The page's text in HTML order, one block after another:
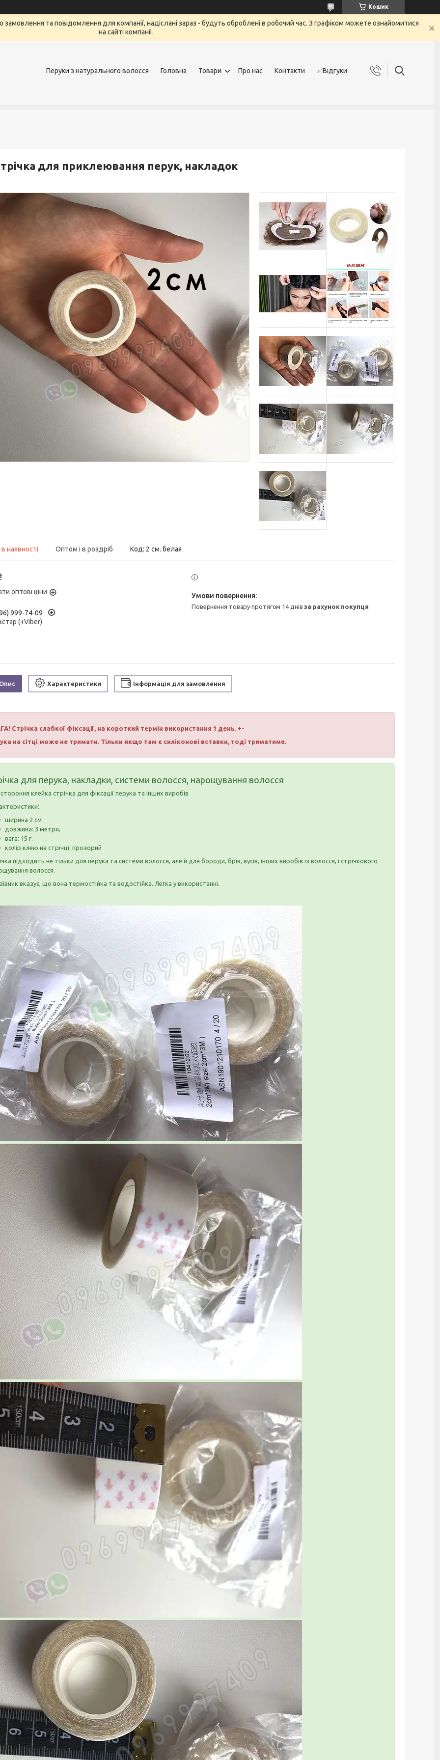
Кошик
замовлення та повідомлення для компанії, надіслані зараз - будуть оброблені в робочий час. З графіком можете ознайомитися
на сайті компанії.
Перуки з натурального волосся Головна Товари Про нас Контакти ✅Відгуки
для приклеювання перук, накладок
наявності Оптом і в роздріб Код: 2 см. белая
оптові ціни
999-74-09
(+Viber)
повернення товару протягом 14 днівза рахунок покупця
Характеристики Інформація для замовлення
Стрічка слабкої фіксації, на короткий термін використання 1 день. +-
на сітці може не тримати. Тільки якщо там є силіконові вставки, тоді триматиме.
для перука, накладки, системи волосся, нарощування волосся
клейка стрічка для фіксації перука та інших виробів
ширина 2 см
довжина: 3 метри,
вага: 15 г.
колір клею на стрічці: прозорий
підходить не тільки для перука та системи волосся, але й для бороди, брів, вусів, інших виробів із волосся, і стрічкового
волосся.
вказує, що вона термостійка та водостійка. Легка у використанні.